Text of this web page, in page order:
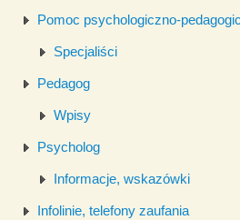
Pomoc psychologiczno-
Specjaliści
Pedagog
Wpisy
Psycholog
Informacje, wskazówki
Infolinie, telefony zaufania